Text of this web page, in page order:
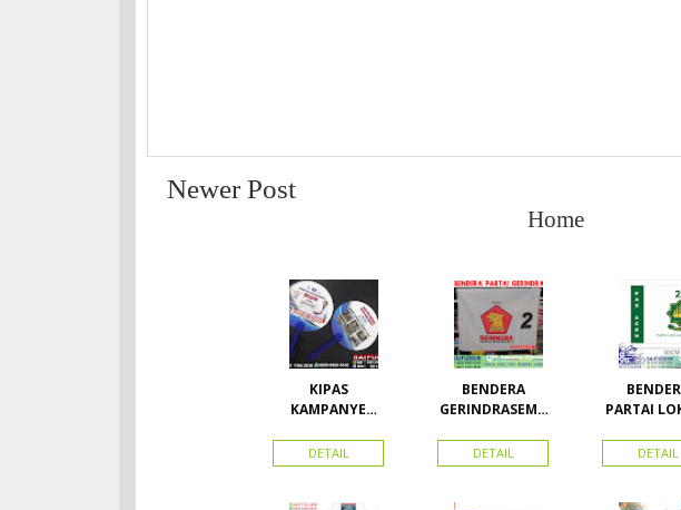
Newer Post
Home
KIPAS
KAMPANYE
DETAIL
BENDERA
GERINDRASEMU
DETAIL
PARTAI
ACEH
DETAIL